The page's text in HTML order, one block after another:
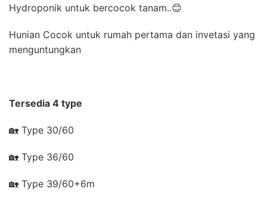
Hydroponik untuk bercocok tanam..😊
Hunian Cocok untuk rumah pertama dan invetasi yang
menguntungkan
Tersedia 4 type
🏡 Type 30/60
🏡 Type 36/60
🏡 Type 39/60+6m